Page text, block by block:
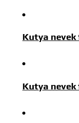
Kutya nevek
Kutya